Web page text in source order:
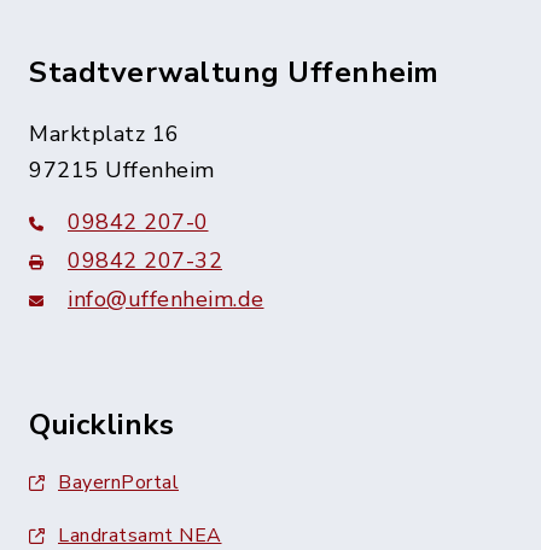
Stadtverwaltung Uffenheim
Marktplatz 16
97215 Uffenheim
09842 207-0
09842 207-32
info@uffenheim.de
Quicklinks
BayernPortal
Landratsamt NEA